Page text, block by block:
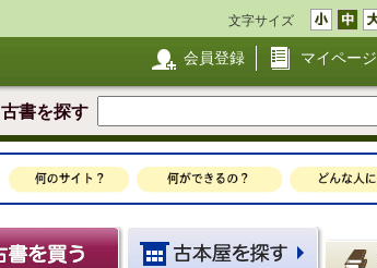
文字サイズ
会員登録 マイページ
古書を探す